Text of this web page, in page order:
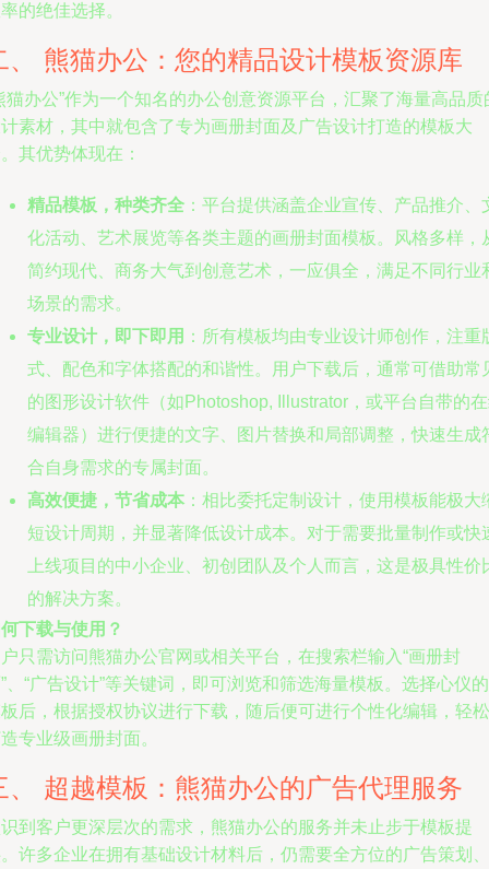
的绝佳选择。
、 熊猫办公：您的精品设计模板资源库
猫办公”作为一个知名的办公创意资源平台，汇聚了海量高品质
素材，其中就包含了专为画册封面及广告设计打造的模板大
其优势体现在：
精品模板，种类齐全 ：平台提供涵盖企业宣传、产品推介、
化活动、艺术展览等各类主题的画册封面模板。风格多样，
简约现代、商务大气到创意艺术，一应俱全，满足不同行业
场景的需求。
专业设计，即下即用 ：所有模板均由专业设计师创作，注重
式、配色和字体搭配的和谐性。用户下载后，通常可借助常
的图形设计软件（如Photoshop, Illustrator，或平台自带的
编辑器）进行便捷的文字、图片替换和局部调整，快速生成
合自身需求的专属封面。
高效便捷，节省成本 ：相比委托定制设计，使用模板能极大
短设计周期，并显著降低设计成本。对于需要批量制作或快
上线项目的中小企业、初创团队及个人而言，这是极具性价
的解决方案。
下载与使用？
只需访问熊猫办公官网或相关平台，在搜索栏输入“画册封
、“广告设计”等关键词，即可浏览和筛选海量模板。选择心仪的
后，根据授权协议进行下载，随后便可进行个性化编辑，轻松
专业级画册封面。
、 超越模板：熊猫办公的广告代理服务
到客户更深层次的需求，熊猫办公的服务并未止步于模板提
许多企业在拥有基础设计材料后，仍需要全方位的广告策划、